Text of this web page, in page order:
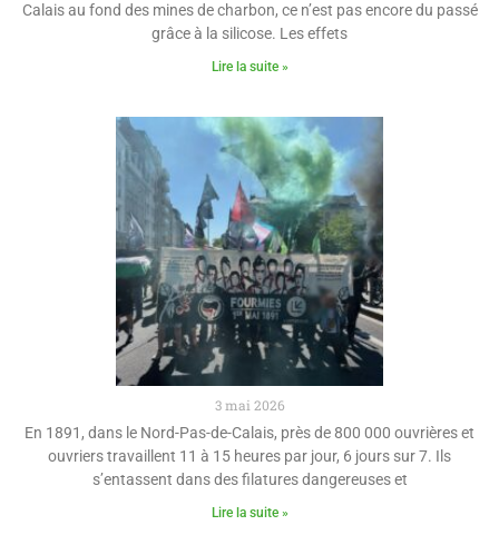
Calais au fond des mines de charbon, ce n’est pas encore du passé
grâce à la silicose. Les effets
Lire la suite »
3 mai 2026
En 1891, dans le Nord-Pas-de-Calais, près de 800 000 ouvrières et
ouvriers travaillent 11 à 15 heures par jour, 6 jours sur 7. Ils
s’entassent dans des filatures dangereuses et
Lire la suite »